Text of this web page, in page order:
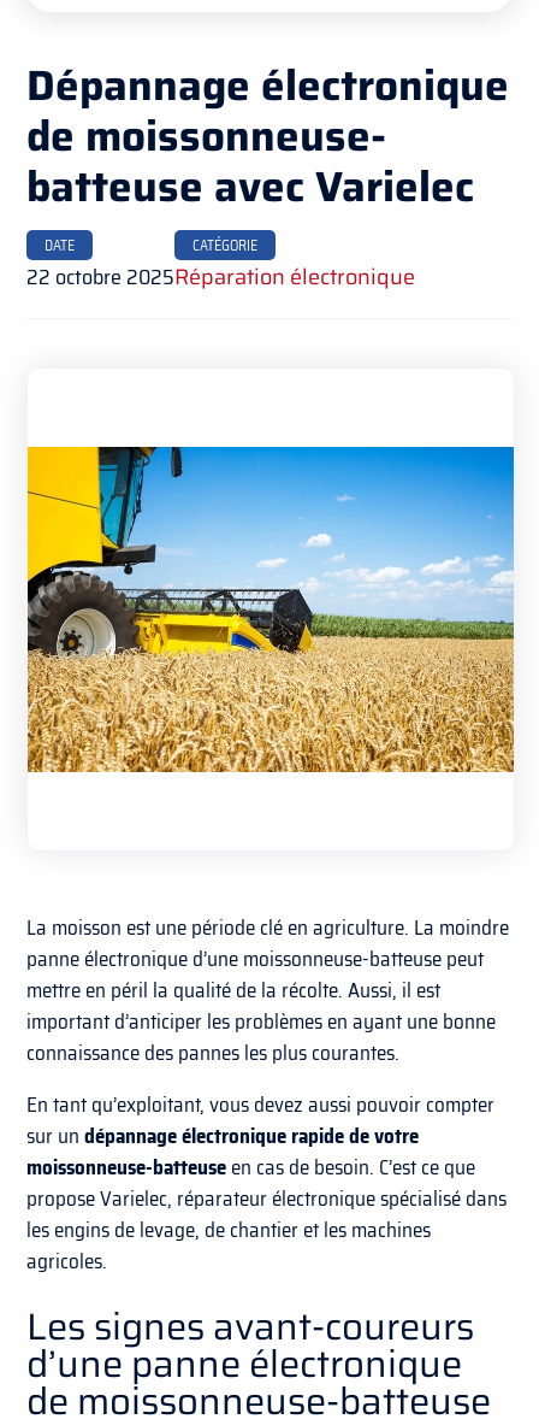
Dépannage électronique
de moissonneuse-
batteuse avec Varielec
DATE
22 octobre 2025
CATÉGORIE
Réparation électronique
La moisson est une période clé en agriculture. La moindre
panne électronique d’une moissonneuse-batteuse peut
mettre en péril la qualité de la récolte. Aussi, il est
important d’anticiper les problèmes en ayant une bonne
connaissance des pannes les plus courantes.
En tant qu’exploitant, vous devez aussi pouvoir compter
sur undépannage électronique rapide de votre
moissonneuse-batteuseen cas de besoin. C’est ce que
propose Varielec, réparateur électronique spécialisé dans
les engins de levage, de chantier et les machines
agricoles.
Les signes avant-coureurs
d’une panne électronique
de moissonneuse-batteuse